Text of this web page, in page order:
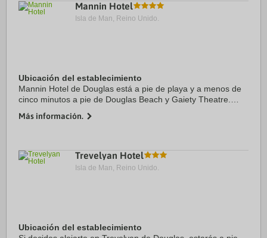
Mannin Hotel
Isla de Man, Reino Unido.
Ubicación del establecimiento
Mannin Hotel de Douglas está a pie de playa y a menos de
cinco minutos a pie de Douglas Beach y Gaiety Theatre.
Palace Casino y a 0,9 km de Manx ...
Más información.
Trevelyan Hotel
Isla de Man, Reino Unido.
Ubicación del establecimiento